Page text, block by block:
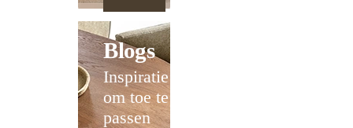
Blogs
Inspiratie
om toe te
passen